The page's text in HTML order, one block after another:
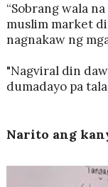
“Sobrang wala
muslim market
nagnakaw ng
"Nagviral din
dumadayo pa
Narito ang